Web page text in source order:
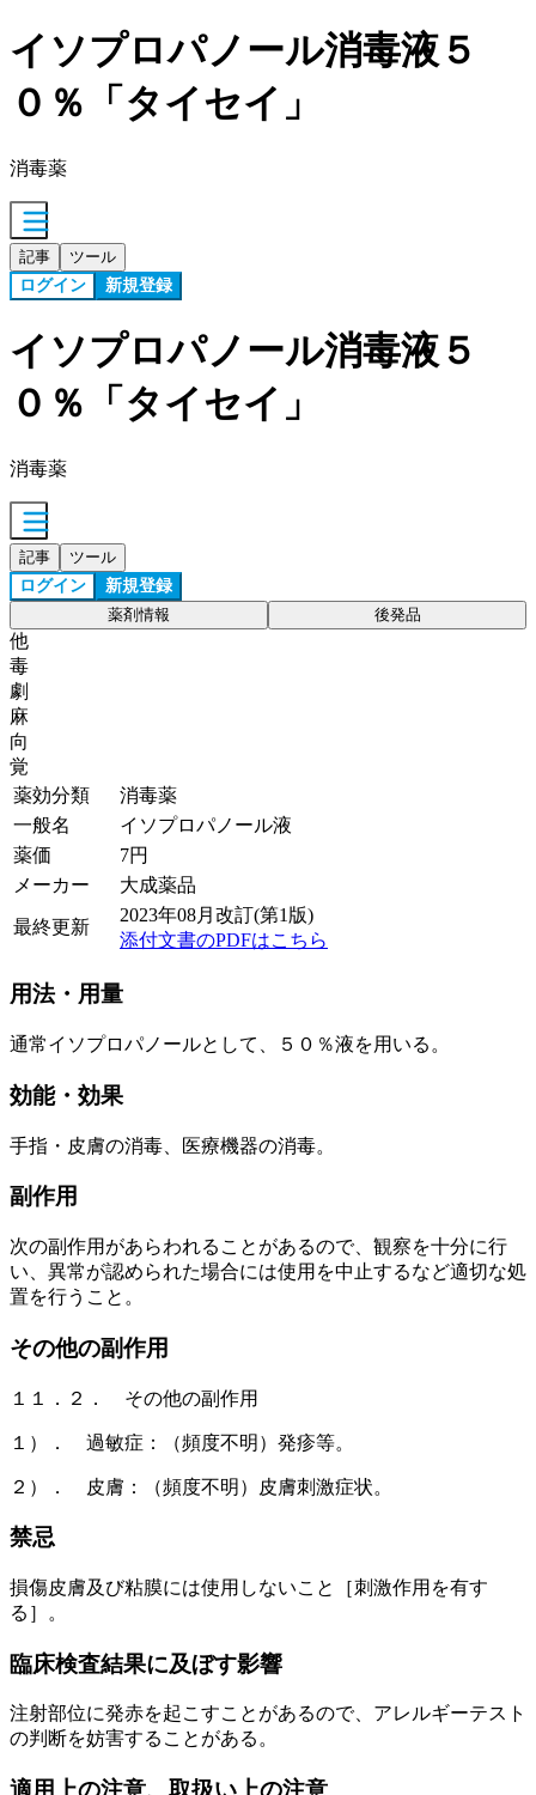
イソプロパノール消毒液５
０％「タイセイ」
消毒薬
記事 ツール
ログイン 新規登録
イソプロパノール消毒液５
０％「タイセイ」
消毒薬
記事 ツール
ログイン 新規登録
薬剤情報 後発品
他
毒
劇
麻
向
覚
薬効分類
消毒薬
一般名
イソプロパノール液
薬価
7円
メーカー
大成薬品
最終更新
2023年08月改訂(第1版)
添付文書のPDFはこちら
用法・用量
通常イソプロパノールとして、５０％液を用いる。
効能・効果
手指・皮膚の消毒、医療機器の消毒。
副作用
次の副作用があらわれることがあるので、観察を十分に行
い、異常が認められた場合には使用を中止するなど適切な処
置を行うこと。
その他の副作用
１１．２． その他の副作用
１）． 過敏症：（頻度不明）発疹等。
２）． 皮膚：（頻度不明）皮膚刺激症状。
禁忌
損傷皮膚及び粘膜には使用しないこと［刺激作用を有す
る］。
臨床検査結果に及ぼす影響
注射部位に発赤を起こすことがあるので、アレルギーテスト
の判断を妨害することがある。
適用上の注意、取扱い上の注意